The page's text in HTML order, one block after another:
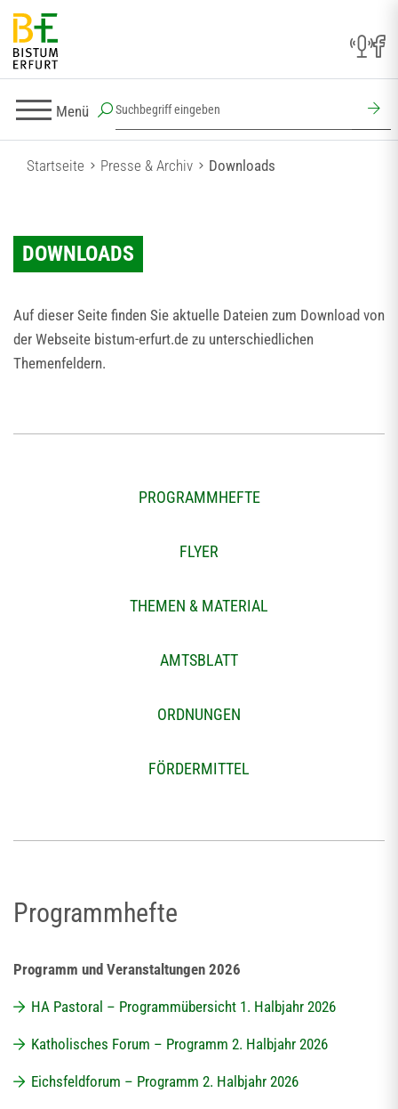
Menü
Startseite Presse & Archiv Downloads
DOWNLOADS
Auf dieser Seite finden Sie aktuelle Dateien zum Download von
der Webseite bistum-erfurt.de zu unterschiedlichen
Themenfeldern.
PROGRAMMHEFTE
FLYER
THEMEN & MATERIAL
AMTSBLATT
ORDNUNGEN
FÖRDERMITTEL
Programmhefte
Programm und Veranstaltungen 2026
HA Pastoral – Programmübersicht 1. Halbjahr 2026
Katholisches Forum – Programm 2. Halbjahr 2026
Eichsfeldforum – Programm 2. Halbjahr 2026